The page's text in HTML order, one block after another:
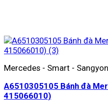
Mercedes - Smart -
A6510305105 Bánh đà
415066010)